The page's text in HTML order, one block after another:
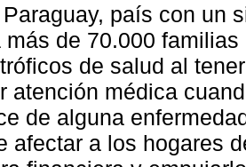
país con un
más de 70.000
de salud al
atención médica
de alguna
afectar a los hogares